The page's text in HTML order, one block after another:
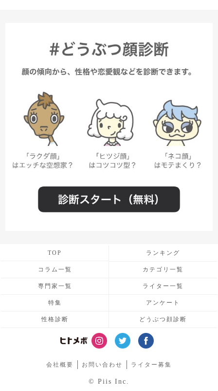
TOP ランキング
コラム一覧 カテゴリ一覧
専門家一覧 ライター一覧
特集 アンケート
性格診断 どうぶつ顔診断
会社概要 お問い合わせ ライター募集
© Piis Inc.